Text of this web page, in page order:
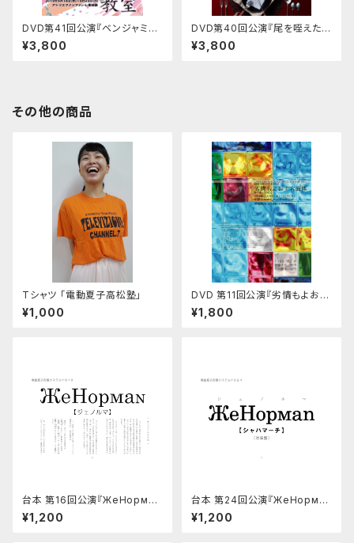
DVD第41回公演『ベンジャミン
の教室』
¥3,800
DVD第40回公演『尾を咥えたり
愚者の口』
¥3,800
その他の商品
Tシャツ 「電動夏子高松塾」
¥1,000
DVD 第11回公演『劣情もよおす
六面体』
¥1,800
台本 第16回公演『ЖeНoрма
n』
¥1,200
台本 第24回公演『ЖeНoрмаn
～シャハマーチ～【池袋盤】』
¥1,200